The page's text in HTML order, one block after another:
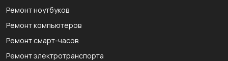
Ремонт ноутбуков
Ремонт компьютеров
Ремонт смарт-часов
Ремонт электротранспорта